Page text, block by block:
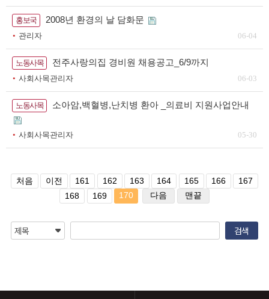
홍보국 2008년 환경의 날 담화문
관리자 06-04
노동사목 전주사랑의집 경비원 채용공고_6/9까지
사회사목관리자 06-03
노동사목 소아암,백혈병,난치병 환아 _의료비 지원사업안내
사회사목관리자 05-30
처음 이전 161 162 163 164 165 166
167
168
169 170 다음 맨끝